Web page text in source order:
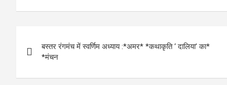
navigation
बस्तर रंगमंच में स्वर्णिम अध्याय :*अमर* *कथाकृति ‘ दालिया’ का*
*मंचन